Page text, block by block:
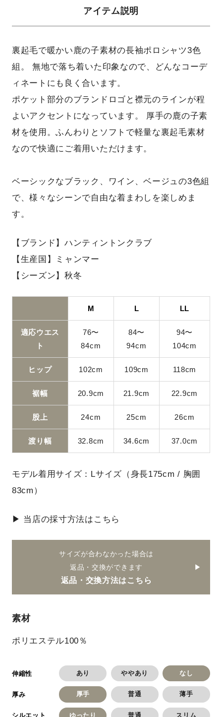
アイテム説明
裏起毛で暖かい鹿の子素材の長袖ポロシャツ3色
組。 無地で落ち着いた印象なので、どんなコーデ
ィネートにも良く合います。
ポケット部分のブランドロゴと襟元のラインが程
よいアクセントになっています。 厚手の鹿の子素
材を使用。ふんわりとソフトで軽量な裏起毛素材
なので快適にご着用いただけます。
ベーシックなブラック、ワイン、ベージュの3色組
で、様々なシーンで自由な着まわしを楽しめま
す。
【ブランド】ハンティントンクラブ
【生産国】ミャンマー
【シーズン】秋冬
M L LL
適応ウエス
ト
76〜
84cm
84〜
94cm
94〜
104cm
ヒップ 102cm 109cm 118cm
裾幅 20.9cm 21.9cm 22.9cm
股上 24cm 25cm 26cm
渡り幅 32.8cm 34.6cm 37.0cm
モデル着用サイズ：Lサイズ（身長175cm / 胸囲
83cm）
▶ 当店の採寸方法はこちら
サイズが合わなかった場合は
返品・交換ができます
返品・交換方法はこちら
素材
ポリエステル100％
伸縮性 あり ややあり なし
厚み 厚手 普通 薄手
シルエット ゆったり 普通 スリム